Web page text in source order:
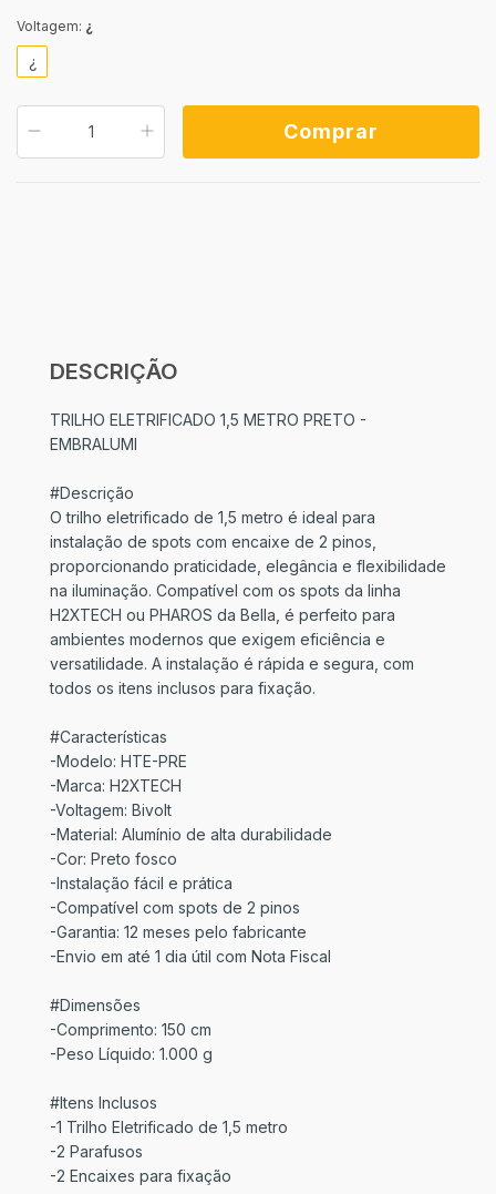
Voltagem: ¿
¿
DESCRIÇÃO
TRILHO ELETRIFICADO 1,5 METRO PRETO -
EMBRALUMI
#Descrição
O trilho eletrificado de 1,5 metro é ideal para
instalação de spots com encaixe de 2 pinos,
proporcionando praticidade, elegância e flexibilidade
na iluminação. Compatível com os spots da linha
H2XTECH ou PHAROS da Bella, é perfeito para
ambientes modernos que exigem eficiência e
versatilidade. A instalação é rápida e segura, com
todos os itens inclusos para fixação.
#Características
-Modelo: HTE-PRE
-Marca: H2XTECH
-Voltagem: Bivolt
-Material: Alumínio de alta durabilidade
-Cor: Preto fosco
-Instalação fácil e prática
-Compatível com spots de 2 pinos
-Garantia: 12 meses pelo fabricante
-Envio em até 1 dia útil com Nota Fiscal
#Dimensões
-Comprimento: 150 cm
-Peso Líquido: 1.000 g
#Itens Inclusos
-1 Trilho Eletrificado de 1,5 metro
-2 Parafusos
-2 Encaixes para fixação